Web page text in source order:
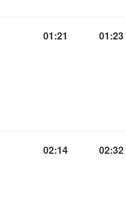
01:21 01:23
02:14 02:32